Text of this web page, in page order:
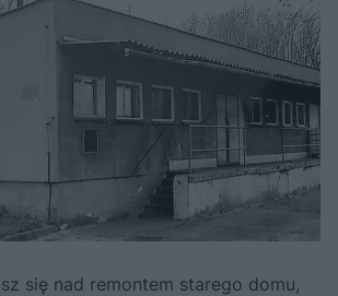
się nad remontem starego domu,